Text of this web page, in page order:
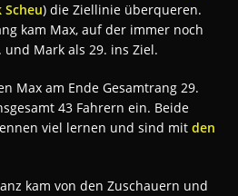
Scheu) die Ziellinie überqueren.
kam Max, auf der immer noch
und Mark als 29. ins Ziel.
Max am Ende Gesamtrang 29.
43 Fahrern ein. Beide
viel lernen und sind mit den
kam von den Zuschauern und